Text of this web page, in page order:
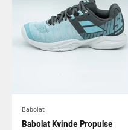
Babolat
Babolat Kvinde Propulse